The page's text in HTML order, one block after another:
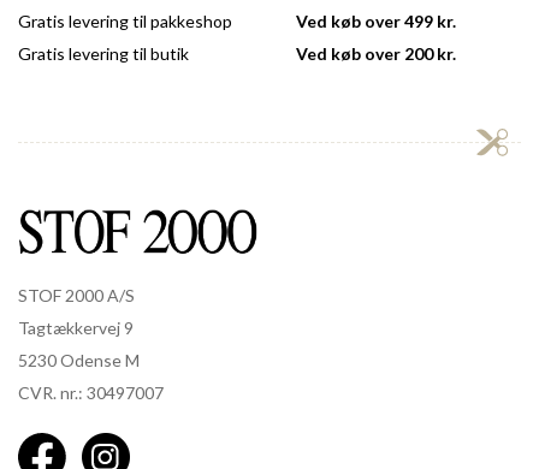
Gratis levering til pakkeshop
Gratis levering til butik
Ved køb over 499 kr.
Ved køb over 200 kr.
STOF 2000 A/S
Tagtækkervej 9
5230 Odense M
CVR. nr.: 30497007